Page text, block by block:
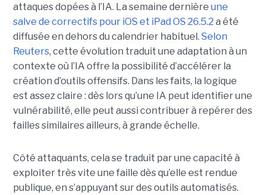
attaques dopées à l’IA. La semaine dernière une
salve de correctifs pour iOS et iPad OS 26.5.2 a été
diffusée en dehors du calendrier habituel. Selon
Reuters, cette évolution traduit une adaptation à un
contexte où l’IA offre la possibilité d’accélérer la
création d’outils offensifs. Dans les faits, la logique
est assez claire : dès lors qu’une IA peut identifier une
vulnérabilité, elle peut aussi contribuer à repérer des
failles similaires ailleurs, à grande échelle.
Côté attaquants, cela se traduit par une capacité à
exploiter très vite une faille dès qu’elle est rendue
publique, en s’appuyant sur des outils automatisés.